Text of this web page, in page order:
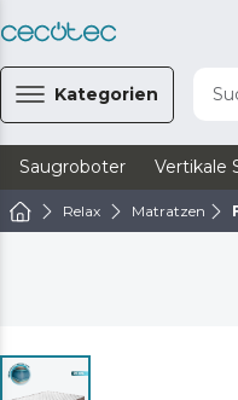
Kategorien
Saugroboter Vertikale
Relax Matratzen